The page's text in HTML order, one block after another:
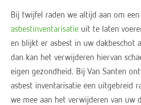
Bij twijfel raden we altijd aan om een
asbestinventarisatie uit te laten
en blijkt er asbest in uw dakbeschot
dan kan het verwijderen hiervan
eigen gezondheid. Bij Van Santen
asbest inventarisatie een uitgebreid
we mee aan het verwijderen van uw